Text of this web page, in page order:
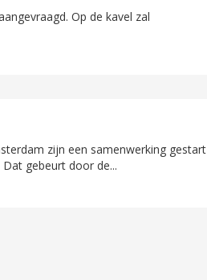
Op de kavel zal
zijn een samenwerking gestart
gebeurt door de...